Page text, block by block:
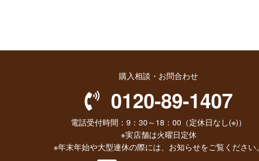
購入相談・お問合わせ
0120-89-1407
電話受付時間：9：30～18：00（定休日なし(※)）
※実店舗は火曜日定休
※年末年始や大型連休の際には、お知らせをご覧ください。